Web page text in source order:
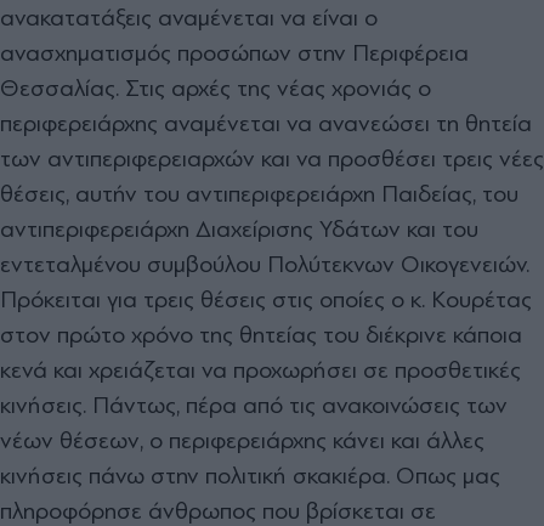
ανακατατάξεις αναµένεται να είναι ο
ανασχηµατισµός προσώπων στην Περιφέρεια
Θεσσαλίας. Στις αρχές της νέας χρονιάς ο
περιφερειάρχης αναµένεται να ανανεώσει τη θητεία
των αντιπεριφερειαρχών και να προσθέσει τρεις νέες
θέσεις, αυτήν του αντιπεριφερειάρχη Παιδείας, του
αντιπεριφερειάρχη ∆ιαχείρισης Υδάτων και του
εντεταλµένου συµβούλου Πολύτεκνων Οικογενειών.
Πρόκειται για τρεις θέσεις στις οποίες ο κ. Κουρέτας
στον πρώτο χρόνο της θητείας του διέκρινε κάποια
κενά και χρειάζεται να προχωρήσει σε προσθετικές
κινήσεις. Πάντως, πέρα από τις ανακοινώσεις των
νέων θέσεων, ο περιφερειάρχης κάνει και άλλες
κινήσεις πάνω στην πολιτική σκακιέρα. Οπως µας
πληροφόρησε άνθρωπος που βρίσκεται σε